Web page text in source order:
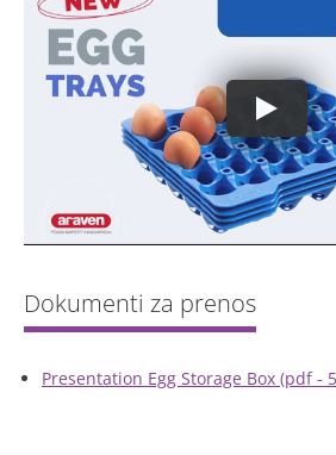
Presentation Egg Storage Box (pdf -